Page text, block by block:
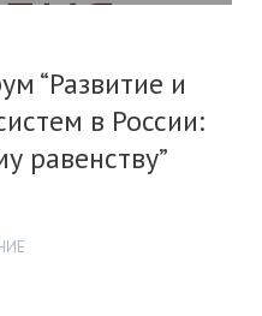
“Развитие и
в России:
равенству”